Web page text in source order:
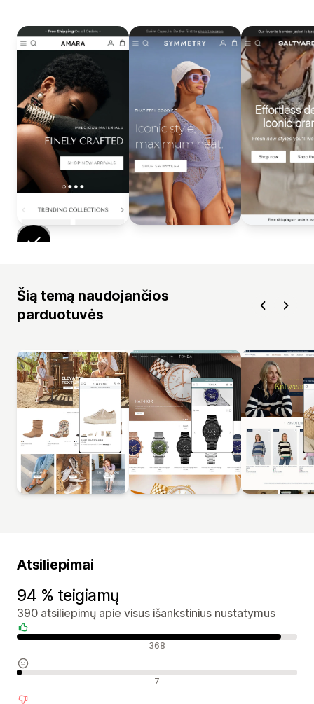
Šią temą naudojančios
parduotuvės
Atsiliepimai
94 % teigiamų
390 atsiliepimų apie visus išankstinius nustatymus
Teigiami atsiliepimai 368
Neutralūs atsiliepimai 7